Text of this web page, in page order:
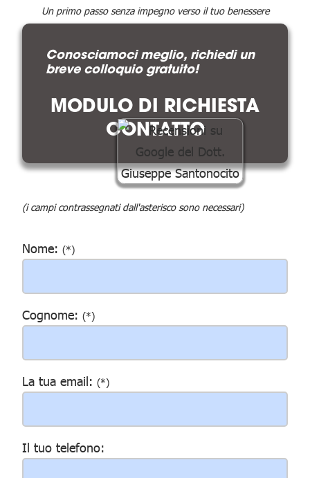
Un primo passo senza impegno verso il tuo benessere
Conosciamoci meglio, richiedi un
breve colloquio gratuito!
MODULO DI RICHIESTA
CONTATTO
(i campi contrassegnati dall'asterisco sono necessari)
Nome: (*)
Cognome: (*)
La tua email: (*)
Il tuo telefono: